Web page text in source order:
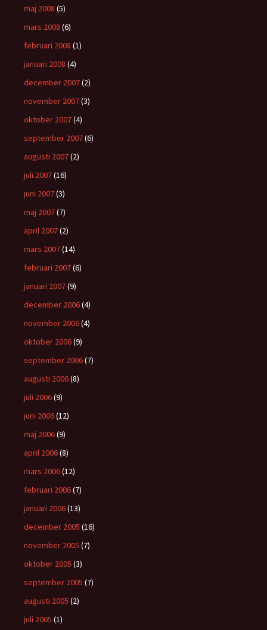
maj 2008 (5)
mars 2008 (6)
februari 2008 (1)
januari 2008 (4)
december 2007(2)
november 2007(3)
oktober 2007(4)
september 2007(6)
augusti 2007(2)
juli 2007(16)
juni 2007(3)
maj 2007(7)
april 2007(2)
mars 2007(14)
februari 2007(6)
januari 2007(9)
december 2006(4)
november 2006(4)
oktober 2006(9)
september 2006(7)
augusti 2006(8)
juli 2006(9)
juni 2006(12)
maj 2006(9)
april 2006(8)
mars 2006(12)
februari 2006(7)
januari 2006(13)
december 2005 (16)
november 2005 (7)
oktober 2005 (3)
september 2005 (7)
augusti 2005 (2)
juli 2005 (1)